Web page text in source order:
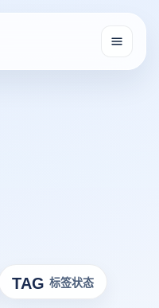
TAG 标签状态